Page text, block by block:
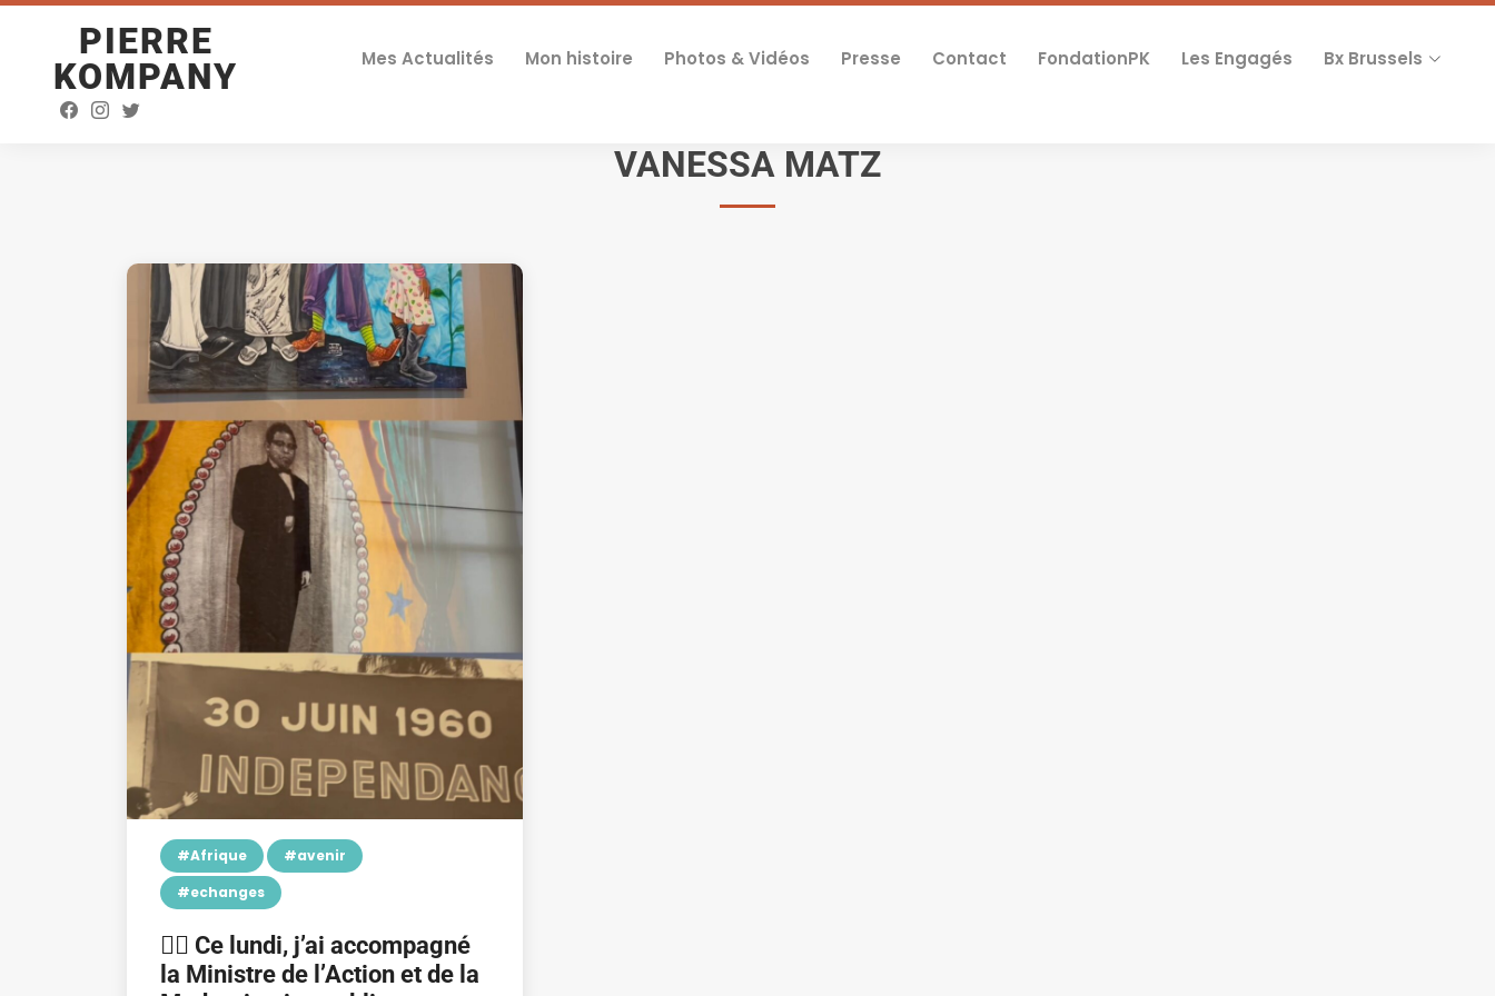
PIERRE
KOMPANY
Mes Actualités Mon histoire Photos & Vidéos Presse Contact FondationPK Les Engagés Bx Brussels
VANESSA MATZ
#Afrique
#avenir
#echanges
👉🏿 Ce lundi, j’ai accompagné
la Ministre de l’Action et de la